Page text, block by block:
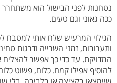
נטחנות לפני הבישול הוא
ככה גאוני וגם טעים.
הגילוי המרעיש שלח אותי למטבח
ותערובות, זמני השרייה ודרגות
המדויקת. עד כדי כך אפשר להצליח
להוסיף אפילו קמח. כלום, פשוט